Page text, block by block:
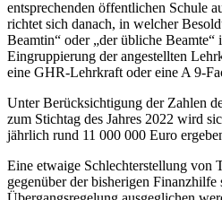
entsprechenden öffentlichen Schule
richtet sich danach, in welcher
Beamtin“ oder „der übliche Beamte“
Eingruppierung der angestellten
eine GHR-Lehrkraft oder eine A 9-
Unter Berücksichtigung der Zahlen
zum Stichtag des Jahres 2022 wird
jährlich rund 11 000 000 Euro
Eine etwaige Schlechterstellung von
gegenüber der bisherigen Finanzhilfe